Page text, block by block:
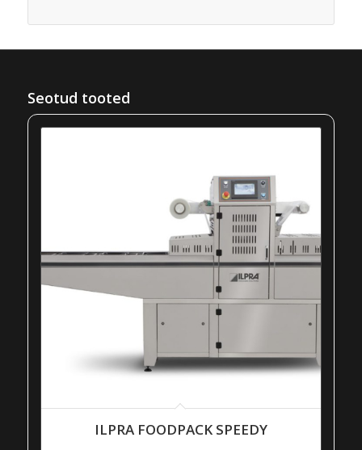
Seotud tooted
ILPRA FOODPACK SPEEDY